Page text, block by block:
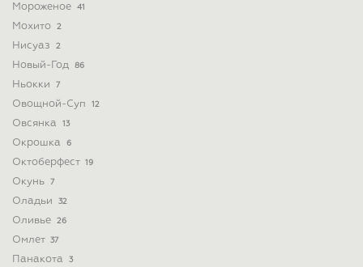
Мороженое 41
Мохито 2
Нисуаз 2
Новый-Год 86
Ньокки 7
Овощной-Суп 12
Овсянка 13
Окрошка 6
Октоберфест 19
Окунь 7
Оладьи 32
Оливье 26
Омлет 37
Панакота 3